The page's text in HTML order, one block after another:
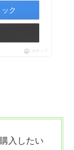
ク
ポチップ
入したい